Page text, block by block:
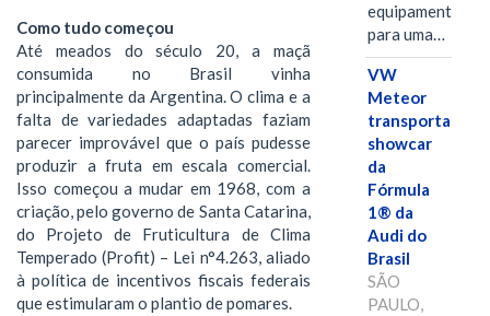
Como tudo começou
Até meados do século 20, a maçã
consumida no Brasil vinha
principalmente da Argentina. O clima e a
falta de variedades adaptadas faziam
parecer improvável que o país pudesse
produzir a fruta em escala comercial.
Isso começou a mudar em 1968, com a
criação, pelo governo de Santa Catarina,
do Projeto de Fruticultura de Clima
Temperado (Profit) – Lei n°4.263, aliado
à política de incentivos fiscais federais
que estimularam o plantio de pomares.
equipamentos
para uma…
VW
Meteor
transporta
showcar
da
Fórmula
1® da
Audi do
Brasil
SÃO
PAULO,